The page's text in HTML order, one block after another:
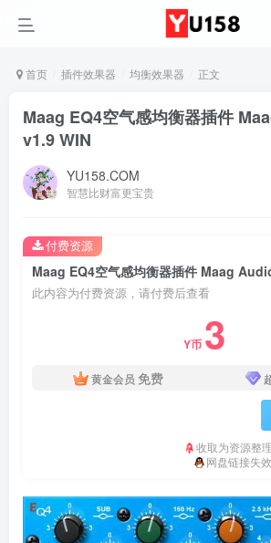
首页 插件效果器 均衡效果器 正文
Maag EQ4空气感均衡器插件
v1.9 WIN
YU158.COM
智慧比财富更宝贵
Maag EQ4空气感均衡器插件 Maag
此内容为付费资源，请付费后查看
Y币 3
黄金会员 免费
收取为资源整
网盘链接失
付费资源